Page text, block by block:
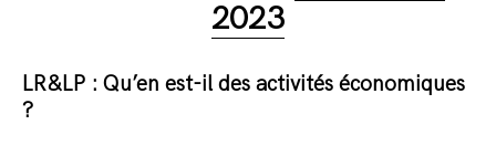
2023
LR&LP : Qu’en est-il des activités économiques
?